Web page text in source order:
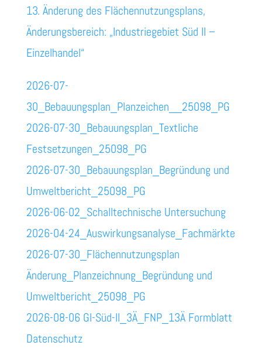
13. Änderung des Flächennutzungsplans,
Änderungsbereich: „Industriegebiet Süd II –
Einzelhandel“
2026-07-
30_Bebauungsplan_Planzeichen__25098_PG
2026-07-30_Bebauungsplan_Textliche
Festsetzungen_25098_PG
2026-07-30_Bebauungsplan_Begründung und
Umweltbericht_25098_PG
2026-06-02_Schalltechnische Untersuchung
2026-04-24_Auswirkungsanalyse_Fachmärkte
2026-07-30_Flächennutzungsplan
Änderung_Planzeichnung_Begründung und
Umweltbericht_25098_PG
2026-08-06 GI-Süd-II_3Ä_FNP_13Ä Formblatt
Datenschutz